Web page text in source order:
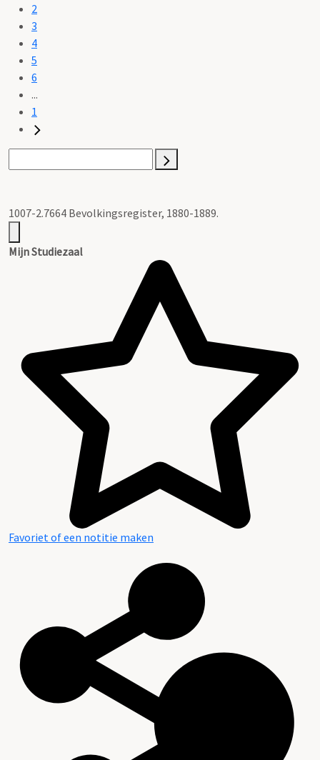
2
3
4
5
6
...
1
1007-2.7664 Bevolkingsregister, 1880-1889.
Mijn Studiezaal
Favoriet of een notitie maken